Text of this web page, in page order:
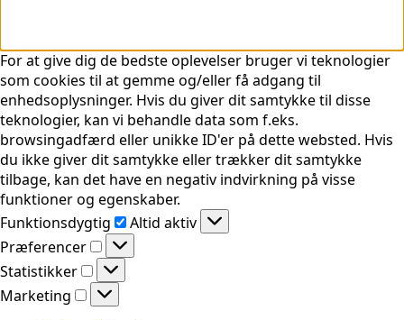
For at give dig de bedste oplevelser bruger vi teknologier
som cookies til at gemme og/eller få adgang til
enhedsoplysninger. Hvis du giver dit samtykke til disse
teknologier, kan vi behandle data som f.eks.
browsingadfærd eller unikke ID'er på dette websted. Hvis
du ikke giver dit samtykke eller trækker dit samtykke
tilbage, kan det have en negativ indvirkning på visse
funktioner og egenskaber.
Funktionsdygtig
Funktionsdygtig
Altid aktiv
Præferencer
Præferencer
Statistikker
Statistikker
Marketing
Marketing